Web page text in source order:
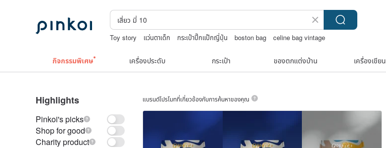
Toy story แว่นตาเด็ก กระเป๋าปิ๊กแป๊กญี่ปุ่น boston bag
celine bag vintage
กิจกรรมพิเศษ เครื่องประดับ กระเป๋า ของตกแต่งบ้าน เครื่องเขียน
Highlights
Pinkoi's picks
Shop for good
Charity product
แบรนด์โปรโมทที่เกี่ยวข้องกับการค้นหาของคุณ